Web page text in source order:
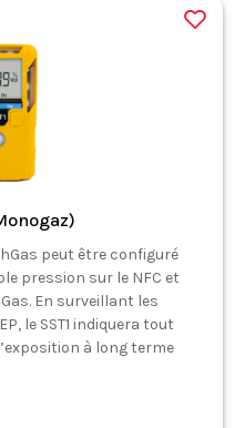
peut être configuré
pression sur le NFC et
En surveillant les
le SST1 indiquera tout
à long terme